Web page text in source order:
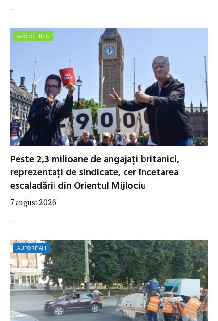
…
GEOPOLITICA
Peste 2,3 milioane de angajați britanici,
reprezentați de sindicate, cer încetarea
escaladării din Orientul Mijlociu
7 august 2026
…
AUTORITĂȚI